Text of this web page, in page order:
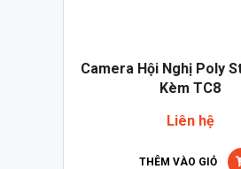
Camera Hội Nghị Poly
Kèm TC8
Liên hệ
THÊM VÀO GIỎ